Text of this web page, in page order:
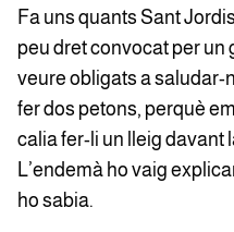
Fa uns quants Sant
peu dret convocat per un
veure obligats a saludar-
fer dos petons, perquè
calia fer-li un lleig davant
L’endemà ho vaig
ho sabia.